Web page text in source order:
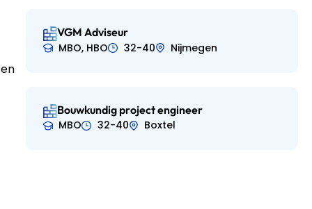
VGM Adviseur
MBO, HBO
32-40 Nijmegen
Bouwkundig project engineer
MBO
32-40 Boxtel